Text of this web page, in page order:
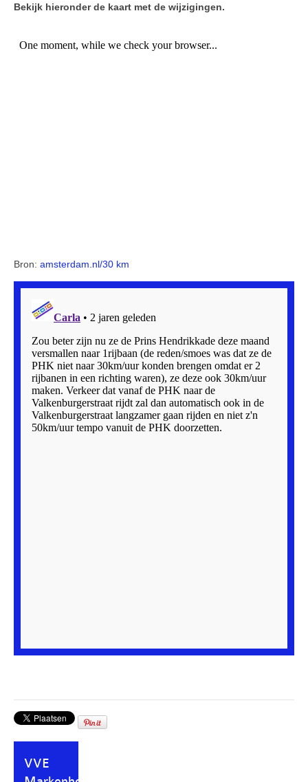
Bekijk hieronder de kaart met de wijzigingen.
Bron: amsterdam.nl/30 km
VVE